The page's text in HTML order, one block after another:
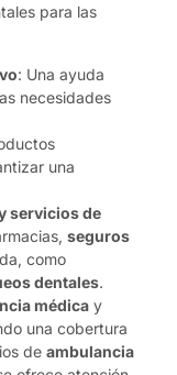
para las
: Una ayuda
necesidades
una
servicios de
seguros
como
dentales.
médica y
una cobertura
de ambulancia